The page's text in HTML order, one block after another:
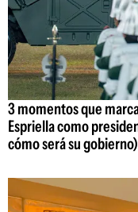
3 momentos que
Espriella como
cómo será su gobierno)